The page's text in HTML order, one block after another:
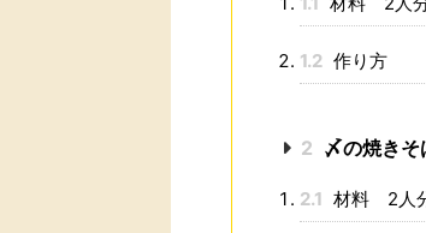
1.2 作り方
2 〆の焼きそ
2.1 材料 2人